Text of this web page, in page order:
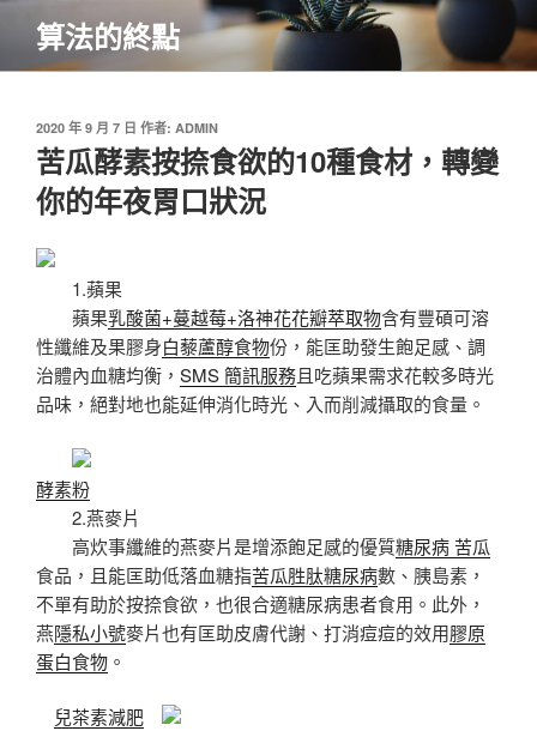
主
算法的終點
發
佈
於
2020 年 9 月 7 日 作者: ADMIN
苦瓜酵素按捺食欲的10種食材，轉變
你的年夜胃口狀況
1.蘋果
蘋果乳酸菌+蔓越莓+洛神花花瓣萃取物含有豐碩可溶
性纖維及果膠身白藜蘆醇食物份，能匡助發生飽足感、調
治體內血糖均衡， SMS 簡訊服務且吃蘋果需求花較多時光
品味，絕對地也能延伸消化時光、入而削減攝取的食量。
酵素粉
2.燕麥片
高炊事纖維的燕麥片是增添飽足感的優質糖尿病 苦瓜
食品，且能匡助低落血糖指苦瓜胜肽糖尿病數、胰島素，
不單有助於按捺食欲，也很合適糖尿病患者食用。此外，
燕隱私小號麥片也有匡助皮膚代謝、打消痘痘的效用膠原
蛋白食物 。
兒茶素減肥